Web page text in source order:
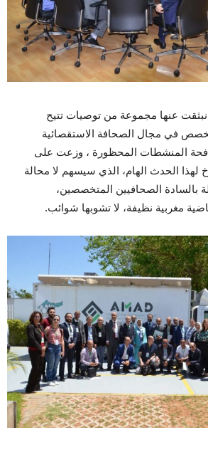
عنها مجموعة من توصيات تتيح
في مجال الصحافة الاستقصائية
المنشطات المحظورة ، وزعت على
لهذا الحدث الهام، الذي سيسهم لا محالة
بالسادة الصحافيين المتخصصين،
مغربية نظيفة، لا تشوبها شوائب.